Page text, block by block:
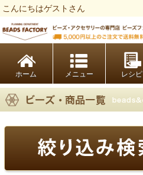
こんにちはゲストさん
ホーム レシピ